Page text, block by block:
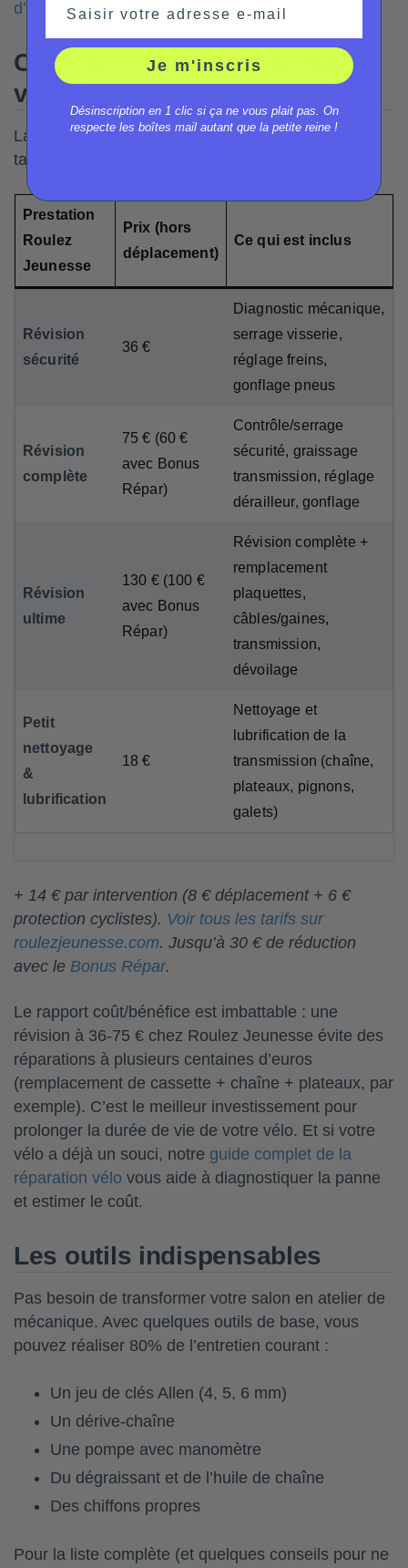
d’entretien vélo cargo sans prise de tête
Combien coûte un entretien
vélo ?
La question que tout le monde se pose. Voici les
tarifs Roulez Jeunesse (intervention à domicile) :
Prestation
Roulez
Jeunesse
Prix (hors
déplacement)
Ce qui est inclus
Révision
sécurité
36 €
Diagnostic mécanique,
serrage visserie,
réglage freins,
gonflage pneus
Révision
complète
75 € (60 €
avec Bonus
Répar)
Contrôle/serrage
sécurité, graissage
transmission, réglage
dérailleur, gonflage
Révision
ultime
130 € (100 €
avec Bonus
Répar)
Révision complète +
remplacement
plaquettes,
câbles/gaines,
transmission,
dévoilage
Petit
nettoyage
&
lubrification
18 €
Nettoyage et
lubrification de la
transmission (chaîne,
plateaux, pignons,
galets)
+ 14 € par intervention (8 € déplacement + 6 €
protection cyclistes). Voir tous les tarifs sur
roulezjeunesse.com. Jusqu’à 30 € de réduction
avec le Bonus Répar.
Le rapport coût/bénéfice est imbattable : une
révision à 36-75 € chez Roulez Jeunesse évite des
réparations à plusieurs centaines d’euros
(remplacement de cassette + chaîne + plateaux, par
exemple). C’est le meilleur investissement pour
prolonger la durée de vie de votre vélo. Et si votre
vélo a déjà un souci, notre guide complet de la
réparation vélo vous aide à diagnostiquer la panne
et estimer le coût.
Les outils indispensables
Pas besoin de transformer votre salon en atelier de
mécanique. Avec quelques outils de base, vous
pouvez réaliser 80% de l’entretien courant :
Un jeu de clés Allen (4, 5, 6 mm)
Un dérive-chaîne
Une pompe avec manomètre
Du dégraissant et de l’huile de chaîne
Des chiffons propres
Pour la liste complète (et quelques conseils pour ne
Je m'inscris
Désinscription en 1 clic si ça ne vous plait pas. On
respecte les boîtes mail autant que la petite reine !